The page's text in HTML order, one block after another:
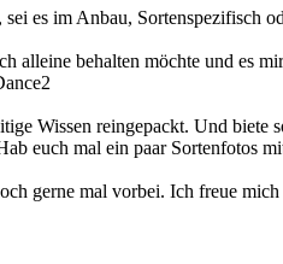
es im Anbau, Sortenspezifisch
alleine behalten möchte und es
Wissen reingepackt. Und biete
euch mal ein paar Sortenfotos
gerne mal vorbei. Ich freue